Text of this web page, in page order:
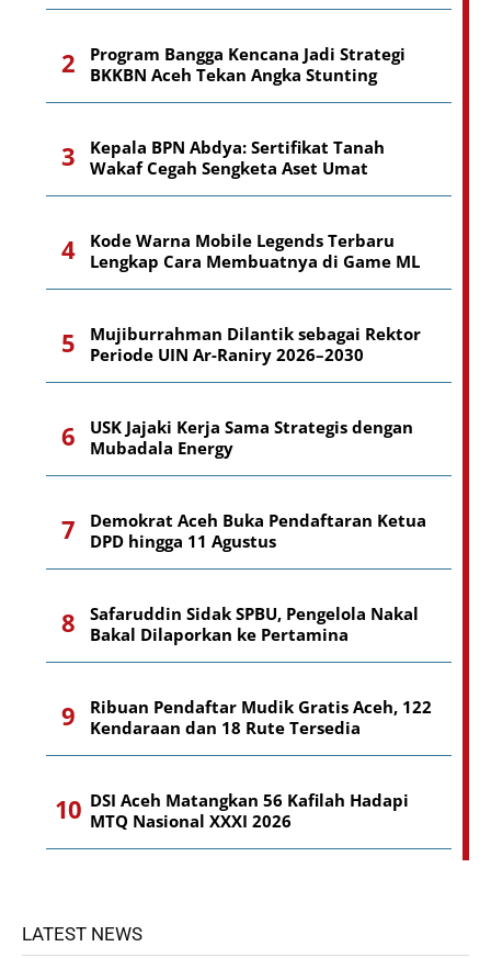
Program Bangga Kencana Jadi Strategi
BKKBN Aceh Tekan Angka Stunting
Kepala BPN Abdya: Sertifikat Tanah
Wakaf Cegah Sengketa Aset Umat
Kode Warna Mobile Legends Terbaru
Lengkap Cara Membuatnya di Game ML
Mujiburrahman Dilantik sebagai Rektor
Periode UIN Ar-Raniry 2026–2030
USK Jajaki Kerja Sama Strategis dengan
Mubadala Energy
Demokrat Aceh Buka Pendaftaran Ketua
DPD hingga 11 Agustus
Safaruddin Sidak SPBU, Pengelola Nakal
Bakal Dilaporkan ke Pertamina
Ribuan Pendaftar Mudik Gratis Aceh, 122
Kendaraan dan 18 Rute Tersedia
DSI Aceh Matangkan 56 Kafilah Hadapi
MTQ Nasional XXXI 2026
LATEST NEWS